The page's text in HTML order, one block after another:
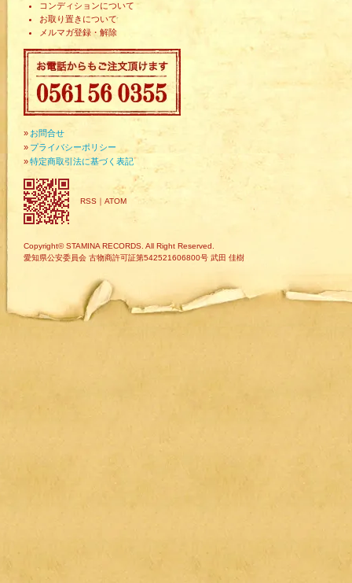
コンディションについて
お取り置きについて
メルマガ登録・解除
» お問合せ
» プライバシーポリシー
»特定商取引法に基づく表記
RSS ｜ ATOM
Copyright© STAMINA RECORDS. All Right Reserved.
愛知県公安委員会 古物商許可証第542521606800号 武田 佳樹